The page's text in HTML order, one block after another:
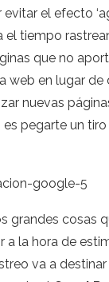
el efecto
el tiempo
que no
web en lugar de
nuevas
pegarte un tiro
grandes cosas
a la hora de
va a